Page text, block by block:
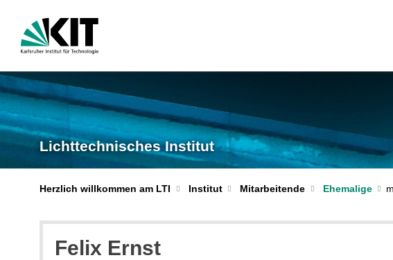
Lichttechnisches Institut
Herzlich willkommen am LTI Institut Mitarbeitende Ehemalige
Felix Ernst